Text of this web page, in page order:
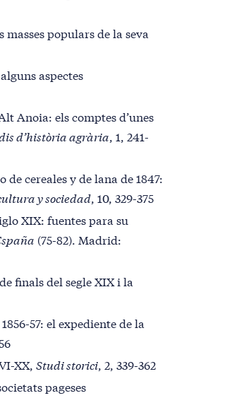
masses populars de la seva
aspectes
Anoia: els comptes d’unes
d’història agrària , 1, 241-
cereales y de lana de 1847:
y sociedad , 10, 329-375
XIX: fuentes para su
(75-82). Madrid:
finals del segle XIX i la
57: el expediente de la
XX, Studi storici , 2, 339-362
pageses